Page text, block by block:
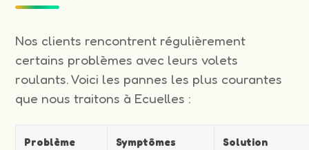
Nos clients rencontrent régulièrement
certains problèmes avec leurs volets
roulants. Voici les pannes les plus courantes
que nous traitons à Ecuelles :
Problème
Symptômes
Solution